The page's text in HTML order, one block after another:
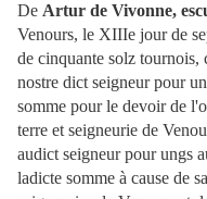
De Artur de Vivonne,
Venours, le XIIIe jour de
de cinquante solz
nostre dict seigneur pour
somme pour le devoir de
terre et seigneurie de
audict seigneur pour ungs
ladicte somme à cause de